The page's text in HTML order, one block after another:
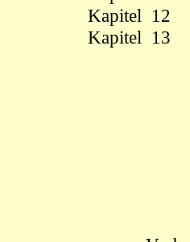
Kapitel
Kapitel